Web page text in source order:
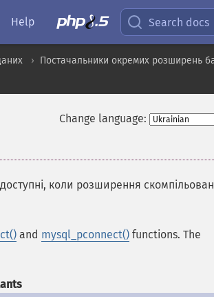
Help Search docs
Постачальники окремих розширень
Change language:
коли розширення
and mysql_pconnect() functions. The